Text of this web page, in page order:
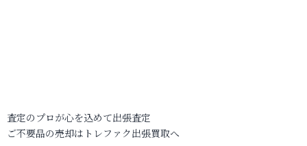
査定のプロが心を込めて出張査定
ご不要品の売却はトレファク出張買取へ